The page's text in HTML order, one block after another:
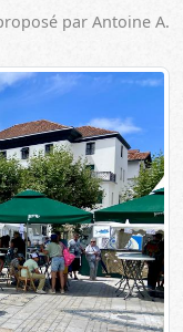
par Antoine A.